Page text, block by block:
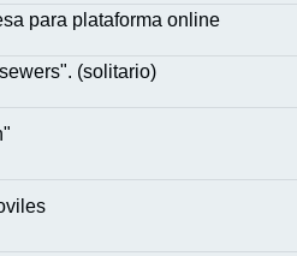
para plataforma online
(solitario)